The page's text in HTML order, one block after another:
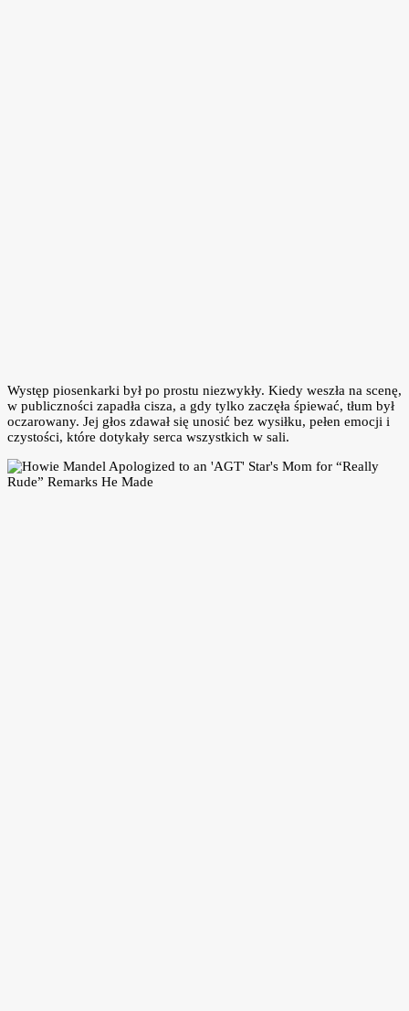
Występ piosenkarki był po prostu niezwykły. Kiedy weszła na scenę,
w publiczności zapadła cisza, a gdy tylko zaczęła śpiewać, tłum był
oczarowany. Jej głos zdawał się unosić bez wysiłku, pełen emocji i
czystości, które dotykały serca wszystkich w sali.